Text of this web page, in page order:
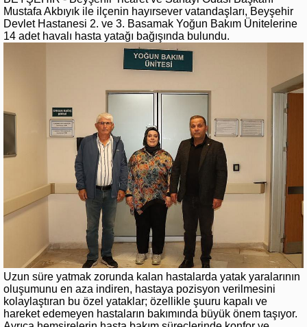
Mustafa Akbıyık ile ilçenin hayırsever vatandaşları, Beyşehir
Devlet Hastanesi 2. ve 3. Basamak Yoğun Bakım Ünitelerine
14 adet havalı hasta yatağı bağışında bulundu.
Uzun süre yatmak zorunda kalan hastalarda yatak yaralarının
oluşumunu en aza indiren, hastaya pozisyon verilmesini
kolaylaştıran bu özel yataklar; özellikle şuuru kapalı ve
hareket edemeyen hastaların bakımında büyük önem taşıyor.